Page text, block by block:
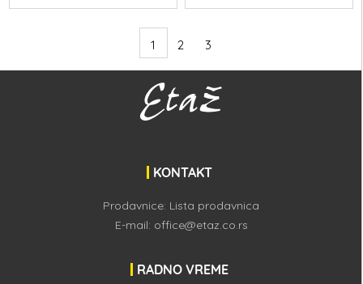
1 2 3
KONTAKT
Prodavnice: Lista prodavnica
E-mail: office@etaz.co.rs
RADNO VREME